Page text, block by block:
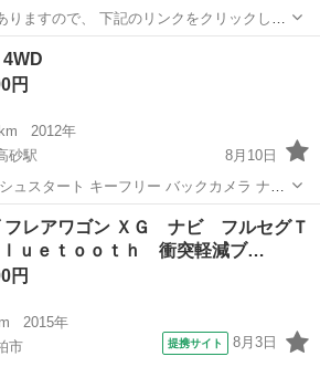
リンクをクリックして
4WD
円
2012年
砂駅
8月10日
フレアワゴン ＸＧ ナビ フルセグＴ
ｕｅｔｏｏｔｈ 衝突軽減ブ…
円
2015年
市
提携サイト 8月3日